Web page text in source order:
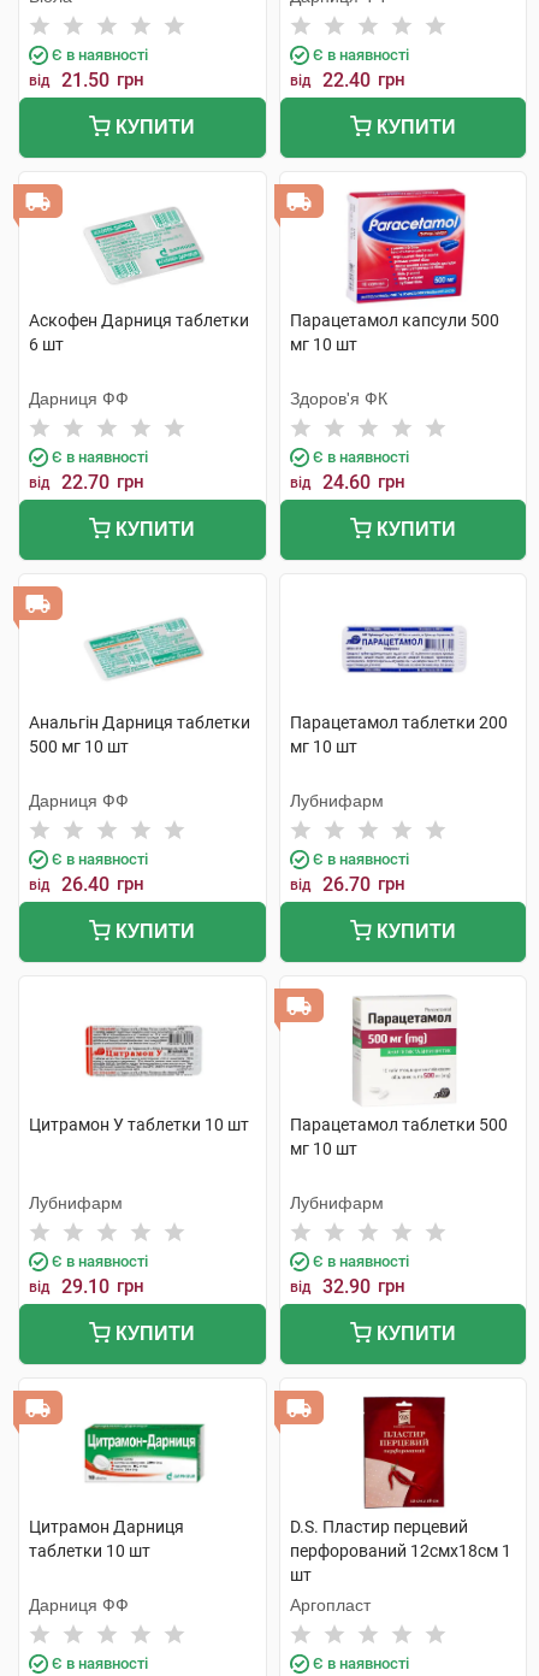
Є в наявності
від 21.50 грн
КУПИТИ
Є в наявності
від 22.40 грн
КУПИТИ
Аскофен Дарниця таблетки
6 шт
Дарниця ФФ
Є в наявності
від 22.70 грн
КУПИТИ
Парацетамол капсули 500
мг 10 шт
Здоров'я ФК
Є в наявності
від 24.60 грн
КУПИТИ
Анальгін Дарниця таблетки
500 мг 10 шт
Дарниця ФФ
Є в наявності
від 26.40 грн
КУПИТИ
Парацетамол таблетки 200
мг 10 шт
Лубнифарм
Є в наявності
від 26.70 грн
КУПИТИ
Цитрамон У таблетки 10 шт
Лубнифарм
Є в наявності
від 29.10 грн
КУПИТИ
Парацетамол таблетки 500
мг 10 шт
Лубнифарм
Є в наявності
від 32.90 грн
КУПИТИ
Цитрамон Дарниця
таблетки 10 шт
Дарниця ФФ
Є в наявності
D.S. Пластир перцевий
перфорований 12смх18см 1
шт
Аргопласт
Є в наявності